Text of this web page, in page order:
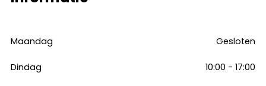
Maandag Gesloten
Dindag 10:00 - 17:00